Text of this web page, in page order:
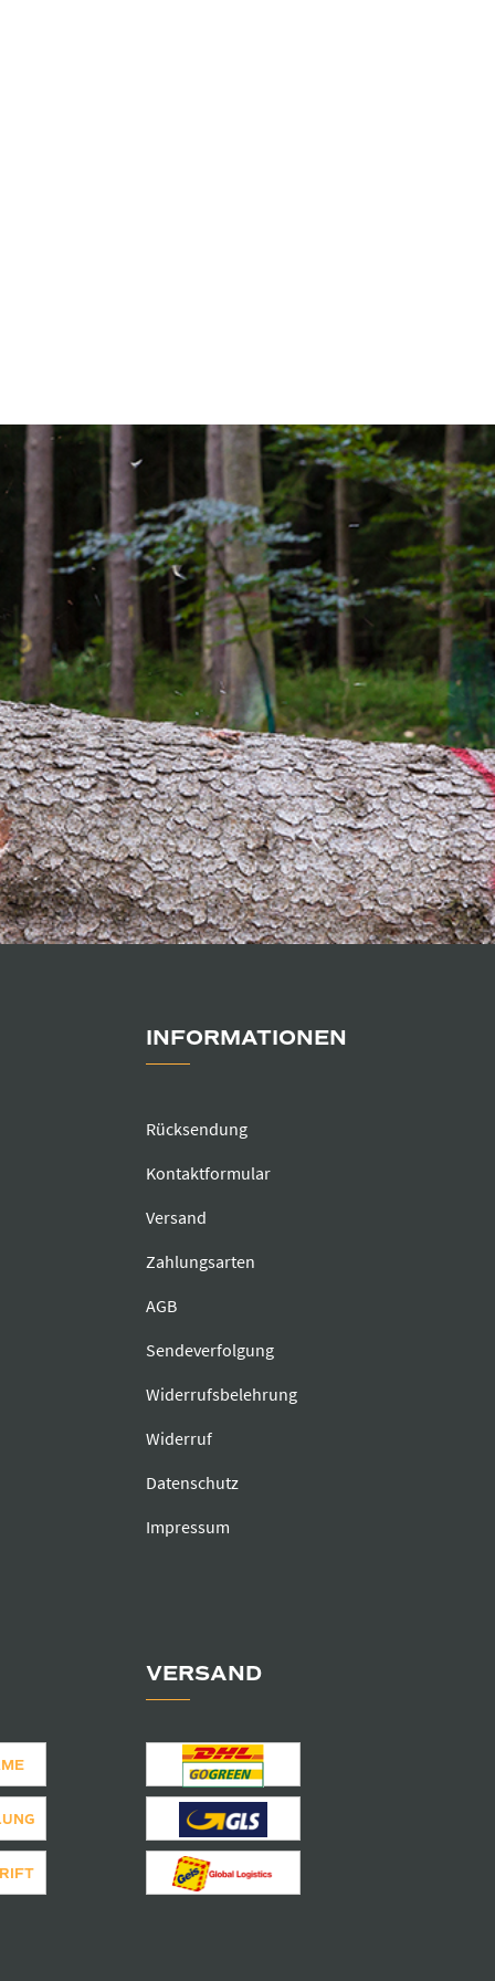
INFORMATIONEN
Rücksendung
Kontaktformular
Versand
Zahlungsarten
AGB
Sendeverfolgung
Widerrufsbelehrung
Widerruf
Datenschutz
Impressum
VERSAND